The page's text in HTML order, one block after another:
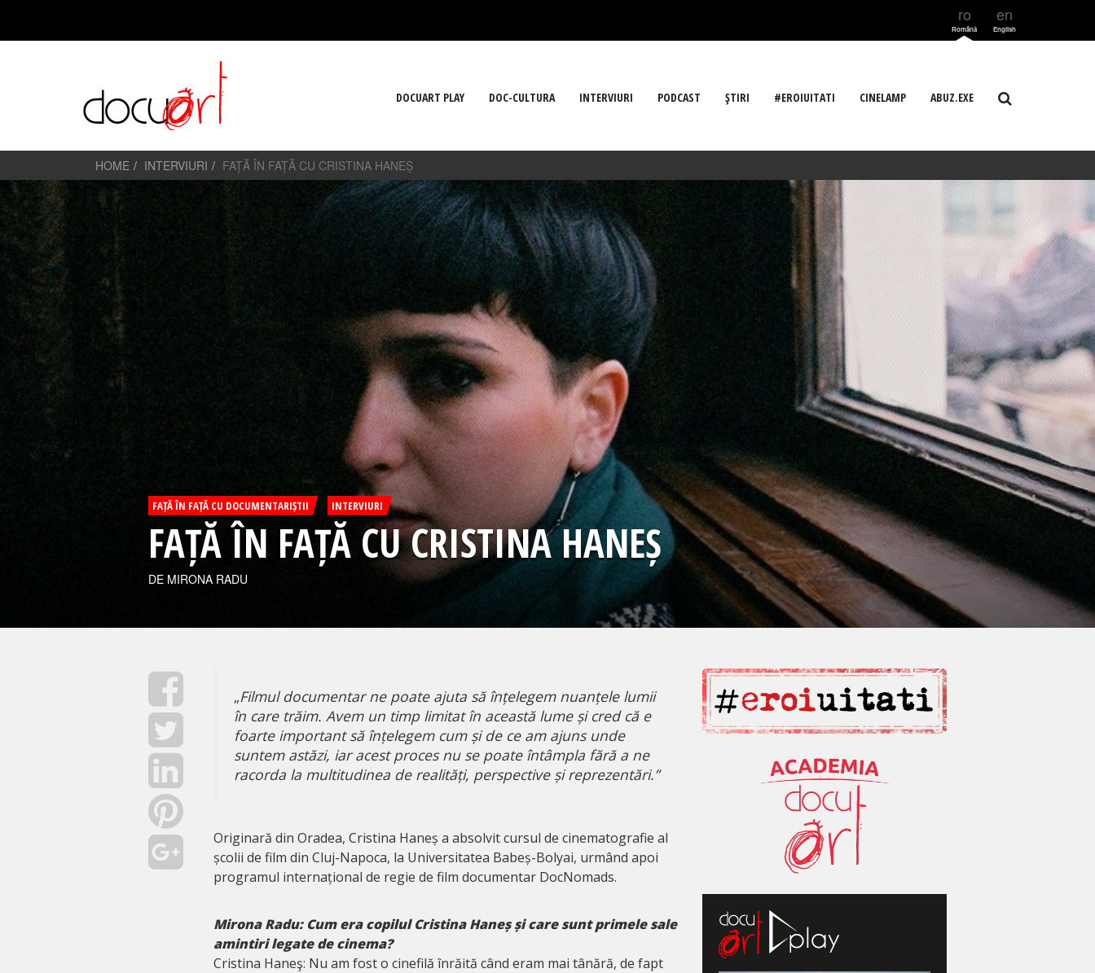
ro
Română
en
English
DOCUART PLAY DOC-CULTURA INTERVIURI PODCAST ŞTIRI #EROIUITATI CINELAMP ABUZ.EXE
HOME INTERVIURI FAȚĂ ÎN FAȚĂ CU CRISTINA HANEȘ
FAȚĂ ÎN FAȚĂ CU DOCUMENTARIȘTII INTERVIURI
FAȚĂ ÎN FAȚĂ CU CRISTINA HANEȘ
DE MIRONA RADU
„Filmul documentar ne poate ajuta să înțelegem nuanțele lumii
în care trăim. Avem un timp limitat în această lume și cred că e
foarte important să înțelegem cum și de ce am ajuns unde
suntem astăzi, iar acest proces nu se poate întâmpla fără a ne
racorda la multitudinea de realități, perspective și reprezentări.”
Originară din Oradea, Cristina Haneș a absolvit cursul de cinematografie al
școlii de film din Cluj-Napoca, la Universitatea Babeș-Bolyai, urmând apoi
programul internațional de regie de film documentar DocNomads.
Mirona Radu: Cum era copilul Cristina Haneș și care sunt primele sale
amintiri legate de cinema?
Cristina Haneş: Nu am fost o cinefilă înrăită când eram mai tânără, de fapt